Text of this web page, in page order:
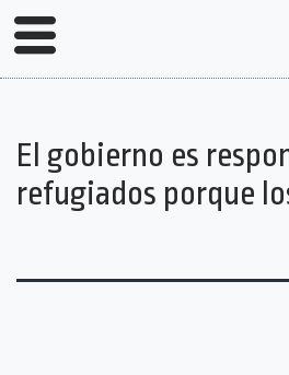
El gobierno es
refugiados porque